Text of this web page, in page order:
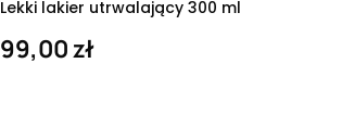
Lekki lakier utrwalający 300 ml
99,00 zł